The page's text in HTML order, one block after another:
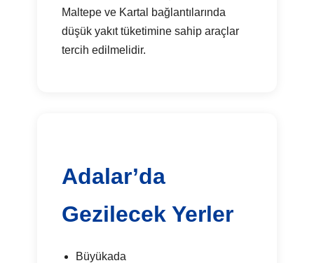
Maltepe ve Kartal bağlantılarında
düşük yakıt tüketimine sahip araçlar
tercih edilmelidir.
Adalar’da
Gezilecek Yerler
Büyükada